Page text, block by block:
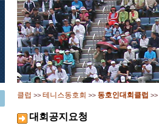
클럽 >> 테니스동호회 >> 동호인대회클럽 >>
대회공지요청